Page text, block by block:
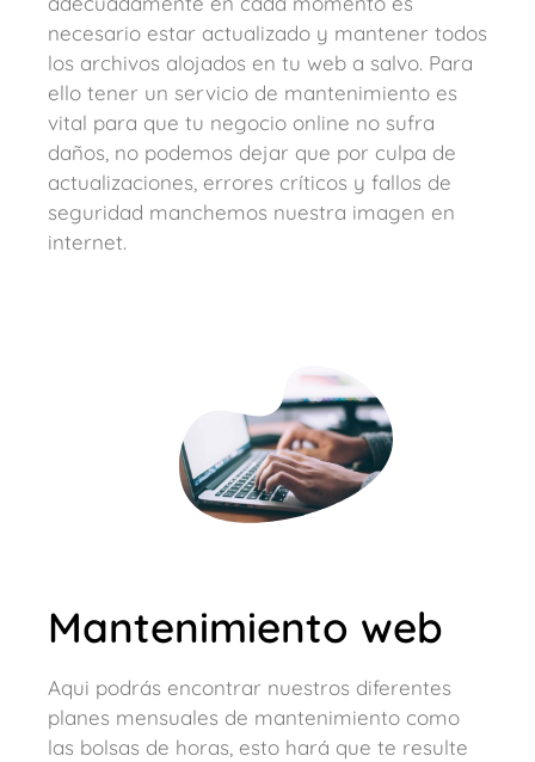
necesario estar actualizado y mantener todos
los archivos alojados en tu web a salvo. Para
ello tener un servicio de mantenimiento es
vital para que tu negocio online no sufra
daños, no podemos dejar que por culpa de
actualizaciones, errores críticos y fallos de
seguridad manchemos nuestra imagen en
internet.
Mantenimiento web
Aqui podrás encontrar nuestros diferentes
planes mensuales de mantenimiento como
las bolsas de horas, esto hará que te resulte